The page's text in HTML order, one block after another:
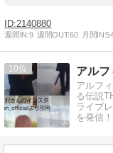
2140880
週間IN:9 週間OUT:60 月間IN:
10 アル
アルフ
る伝説
ライブ
を発信